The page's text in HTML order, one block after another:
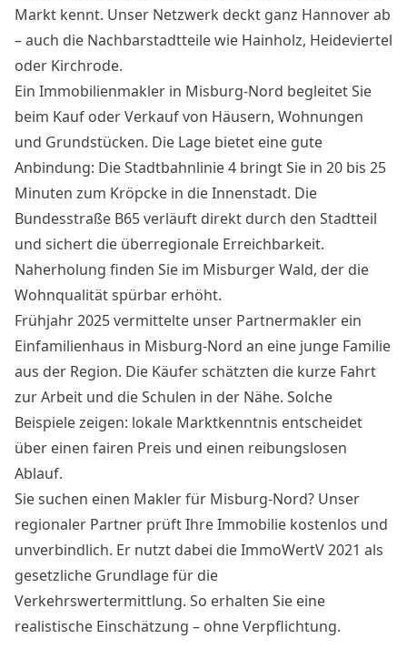
Markt kennt. Unser Netzwerk deckt ganz Hannover ab
– auch die Nachbarstadtteile wie Hainholz, Heideviertel
oder Kirchrode.
Ein Immobilienmakler in Misburg-Nord begleitet Sie
beim Kauf oder Verkauf von Häusern, Wohnungen
und Grundstücken. Die Lage bietet eine gute
Anbindung: Die Stadtbahnlinie 4 bringt Sie in 20 bis 25
Minuten zum Kröpcke in die Innenstadt. Die
Bundesstraße B65 verläuft direkt durch den Stadtteil
und sichert die überregionale Erreichbarkeit.
Naherholung finden Sie im Misburger Wald, der die
Wohnqualität spürbar erhöht.
Frühjahr 2025 vermittelte unser Partnermakler ein
Einfamilienhaus in Misburg-Nord an eine junge Familie
aus der Region. Die Käufer schätzten die kurze Fahrt
zur Arbeit und die Schulen in der Nähe. Solche
Beispiele zeigen: lokale Marktkenntnis entscheidet
über einen fairen Preis und einen reibungslosen
Ablauf.
Sie suchen einen Makler für Misburg-Nord? Unser
regionaler Partner prüft Ihre Immobilie kostenlos und
unverbindlich. Er nutzt dabei die ImmoWertV 2021 als
gesetzliche Grundlage für die
Verkehrswertermittlung. So erhalten Sie eine
realistische Einschätzung – ohne Verpflichtung.